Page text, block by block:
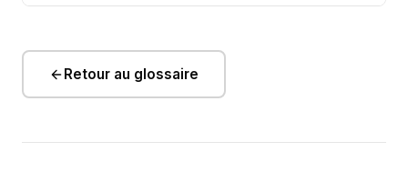
Retour au glossaire